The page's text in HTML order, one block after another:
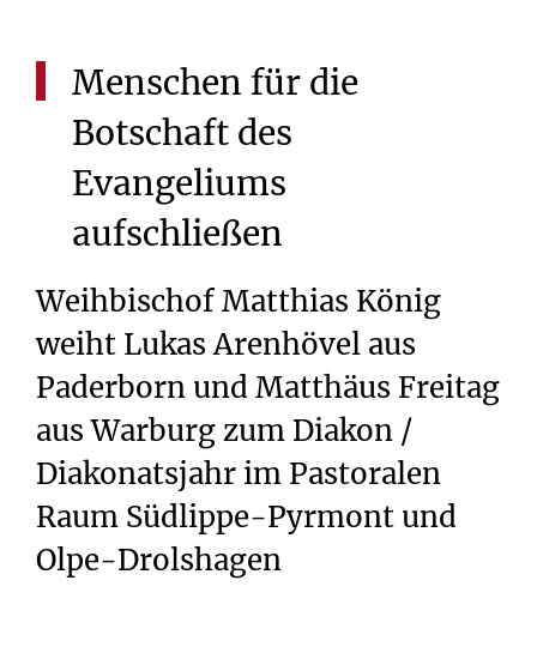
Menschen für die
Botschaft des
Evangeliums
aufschließen
Weihbischof Matthias König
weiht Lukas Arenhövel aus
Paderborn und Matthäus Freitag
aus Warburg zum Diakon /
Diakonatsjahr im Pastoralen
Raum Südlippe-Pyrmont und
Olpe-Drolshagen